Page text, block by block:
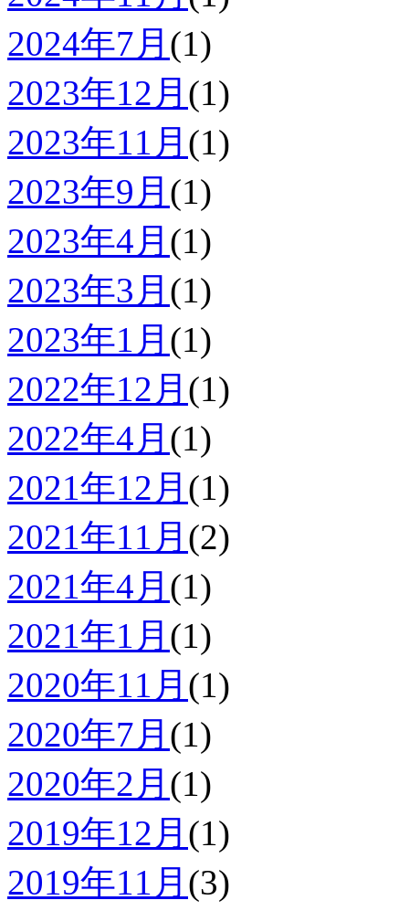
2024年7月 (1)
2023年12月 (1)
2023年11月 (1)
2023年9月 (1)
2023年4月 (1)
2023年3月 (1)
2023年1月 (1)
2022年12月 (1)
2022年4月 (1)
2021年12月 (1)
2021年11月 (2)
2021年4月 (1)
2021年1月 (1)
2020年11月 (1)
2020年7月 (1)
2020年2月 (1)
2019年12月 (1)
2019年11月 (3)